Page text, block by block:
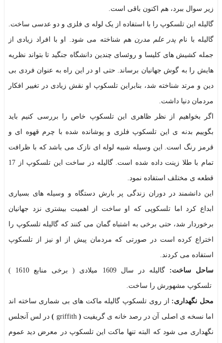
زیر سوال ببرد، هم اکنون باقی است.
گالیله این تلسکوپ را با استفاده از یک لوله ی فلزی و دو عدسی ساخت.
گالیله با نامپدر علم مدرن هم شناخته می شود. او با افراد زیادی از
جمله کشیش های کلیسا و روئسای چندین دانشگاه جنگید تا بتواند نظریه
هایش را به گوش جهانیان برساند. حتی او در این راه به عنوان فردی بی
دین و مرتد شناخته شد، بنابراین تلسکوپ او نقش زیادی در تغییر افکار
مردمان دنیا داشت.
اگر بخواهیم از نظر ظاهری این تلسکوپ خاص را بررسی کنیم باید
بگوییم بدنه ی این تلسکوپ فلزی و پوشانده شده با چرم قهوه ای و
قرمز رنگ است. این وسیله شبیه لوله ای نازک می باشد که با ظرافت
تمام با طلا زینت داده شده است. گالیله در ساخت این تلسکوپ از 17
قطعه ی مختلف استفاده نمود.
این دانشمند در دوران زندگی پر بارش دستگاه و وسیله های بسیاری
ابداع کرد اما تلسکوپی که او ساخت از اهمیت بیشتری نزد جهانیان
برخوردار شد، حتی برخی به اشتباه گمان می کنند که گالیله تلسکوپ را
اختراع کرده است در صورتی که مردمان پیش از او نیز از تلسکوپ
استفاده می کردند.
ساحل ساخت: گالیله در سال 1609 میلادی ( برخی منابع 1610 )
تلسکوپ مشهورش را ساخت.
محل نگهداری: از روی تلسکوپ گالیله ماکت های بی شماری ساخته اند
اما نسخه ی اصلی آن در رصد خانه ی گریفیت (
griffith
)در لس آنجلس
نگهداری می شود که البته تنها ماکت این تلسکوپ در معرض دید عموم